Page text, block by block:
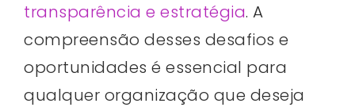
transparência e estratégia. A
compreensão desses desafios e
oportunidades é essencial para
qualquer organização que deseja